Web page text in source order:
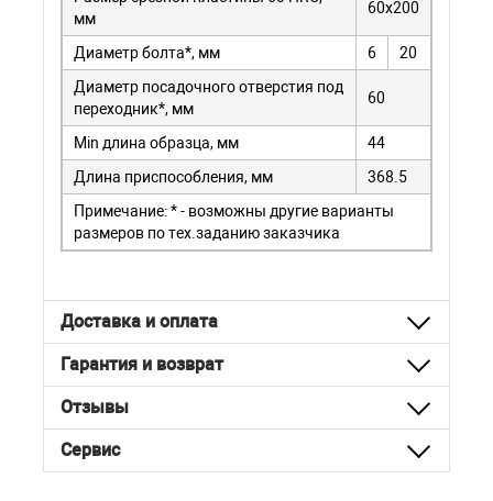
мм
60х200
Диаметр болта*, мм 6
20
Диаметр посадочного отверстия под
переходник*, мм
60
Мin длина образца, мм
44
Длина приспособления, мм
368.5
Примечание: * - возможны другие варианты
размеров по тех.заданию заказчика
Доставка и оплата
Гарантия и возврат
Отзывы
Сервис